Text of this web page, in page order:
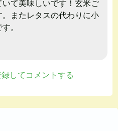
いて美味しいです！玄米ご
またレタスの代わりに小
。
してコメントする